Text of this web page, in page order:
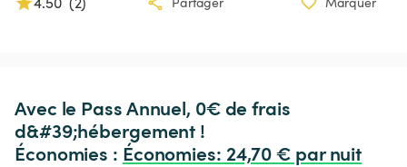
Avec le Pass Annuel, 0€ de frais
d&#39;hébergement !
Économies : Économies: 24,70 € par nuit